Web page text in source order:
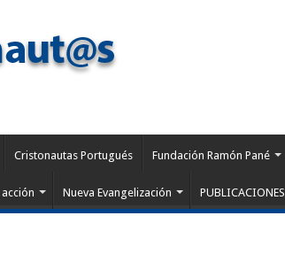
Cristonautas Portugués Fundación Ramón Pané
Nueva Evangelización PUBLICACIONES